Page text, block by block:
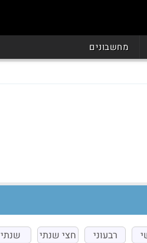
מחשבונים
רבעוני חצי שנתי שנתי